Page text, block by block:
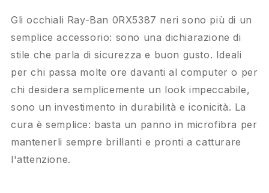
Gli occhiali Ray-Ban 0RX5387 neri sono più di un
semplice accessorio: sono una dichiarazione di
stile che parla di sicurezza e buon gusto. Ideali
per chi passa molte ore davanti al computer o per
chi desidera semplicemente un look impeccabile,
sono un investimento in durabilità e iconicità. La
cura è semplice: basta un panno in microfibra per
mantenerli sempre brillanti e pronti a catturare
l'attenzione.